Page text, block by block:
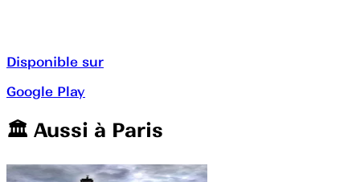
Disponible sur
Google Play
🏛️️ Aussi à Paris